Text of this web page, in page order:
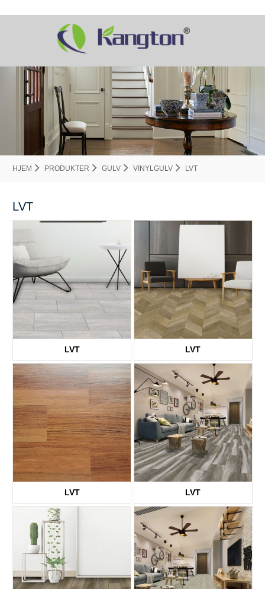
HJEM PRODUKTER GULV VINYLGULV LVT
LVT
LVT
KTV8010
LVT
KTV8014
LVT
KTV1661
LVT
KTV8002